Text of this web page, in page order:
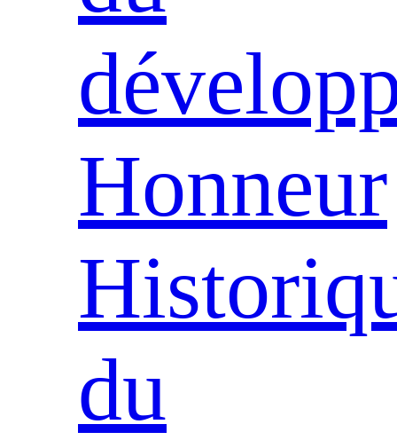
Honneur
du